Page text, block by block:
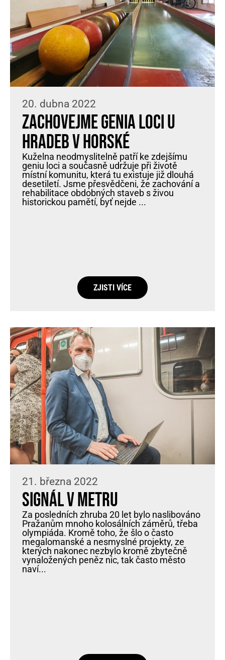
20. dubna 2022
Zachovejme genia loci u
hradeb v Horské
Kuželna neodmyslitelně patří ke zdejšímu
geniu loci a současně udržuje při životě
místní komunitu, která tu existuje již dlouhá
desetiletí. Jsme přesvědčeni, že zachování a
rehabilitace obdobných staveb s živou
historickou pamětí, byť nejde ...
ZJISTI VÍCE
21. března 2022
Signál v metru
Za posledních zhruba 20 let bylo naslibováno
Pražanům mnoho kolosálních záměrů, třeba
olympiáda. Kromě toho, že šlo o často
megalomanské a nesmyslné projekty, ze
kterých nakonec nezbylo kromě zbytečně
vynaložených peněz nic, tak často město
naví...